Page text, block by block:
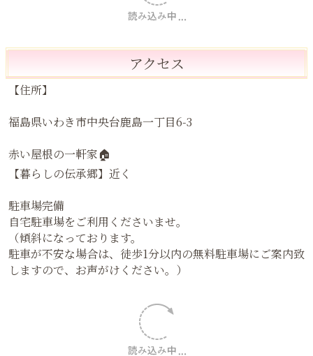
AM：8:30〜 or 9:00〜 or 9:30〜スタート1名様
PM：13:00～スタート1名様
・最新の予約状況は、予約システムカレンダーでご確認
もしくは、公式LINEへ直接お問い合わせください。
・急な体調不良、家族や子どもの急な体調不良、早退連絡があった
時、やむを得ない急用があった場合、予定変更をお願いする場合も
ご予約はこちらから